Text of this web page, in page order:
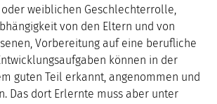
weiblichen Geschlechterrolle,
von den Eltern und von
Vorbereitung auf eine berufliche
können in der
guten Teil erkannt, angenommen und
Das dort Erlernte muss aber unter